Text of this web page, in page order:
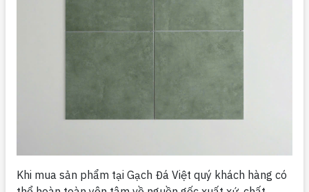
Khi mua sản phẩm tại Gạch Đá Việt quý khách hàng có